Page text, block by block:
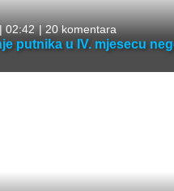
|02:42 |20 komentara
putnika u IV. mjesecu